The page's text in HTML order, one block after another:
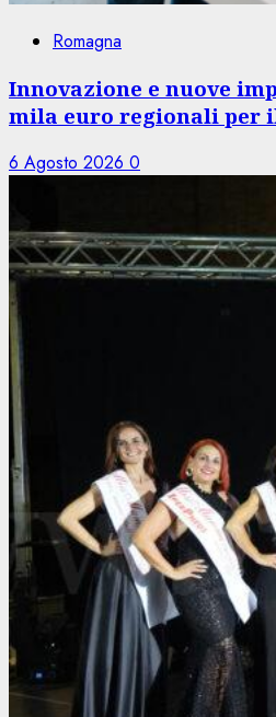
Romagna
Innovazione e nuove
mila euro regionali per
6 Agosto 2026 0